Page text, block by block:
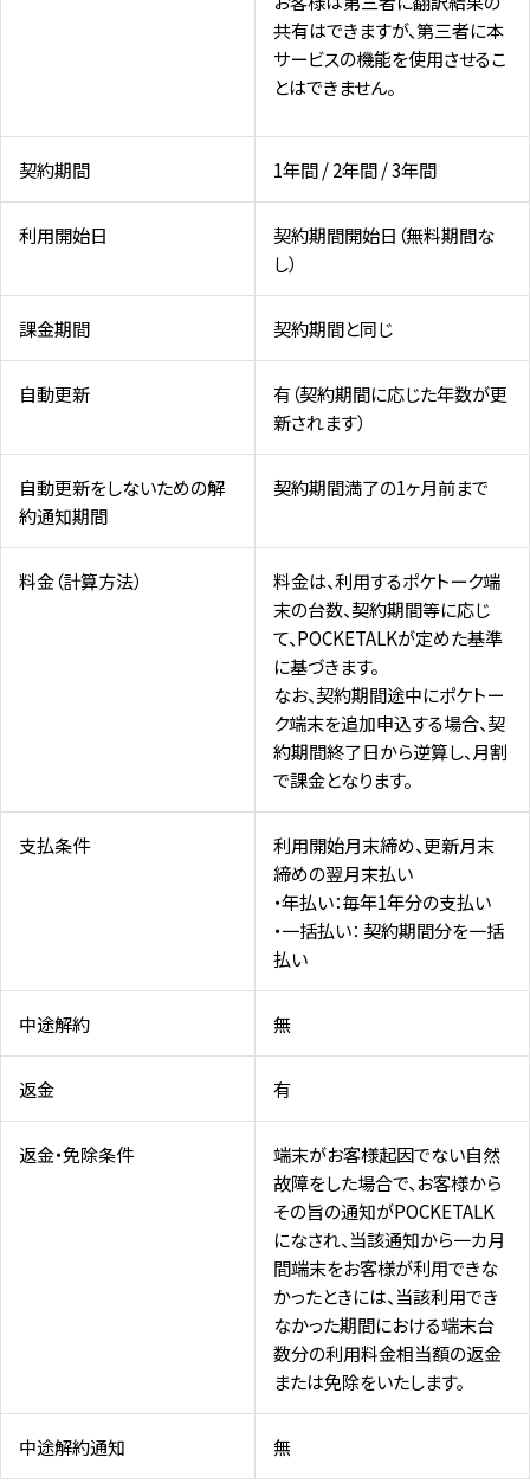
共有はできますが、第三者に本
サービスの機能を使用させるこ
とはできません。
契約期間 1年間 / 2年間 / 3年間
利用開始日
契約期間開始日（無料期間な
し）
課金期間 契約期間と同じ
自動更新
有（契約期間に応じた年数が更
新されます）
自動更新をしないための解
約通知期間
契約期間満了の1ヶ月前まで
料金（計算方法）
料金は、利用するポケトーク端
末の台数、契約期間等に応じ
て、POCKETALKが定めた基準
に基づきます。
なお、契約期間途中にポケトー
ク端末を追加申込する場合、契
約期間終了日から逆算し、月割
で課金となります。
支払条件
利用開始月末締め、更新月末
締めの翌月末払い
・年払い：毎年1年分の支払い
・一括払い： 契約期間分を一括
払い
中途解約 無
返金 有
返金・免除条件
端末がお客様起因でない自然
故障をした場合で、お客様から
その旨の通知がPOCKETALK
になされ、当該通知から一カ月
間端末をお客様が利用できな
かったときには、当該利用でき
なかった期間における端末台
数分の利用料金相当額の返金
または免除をいたします。
中途解約通知 無